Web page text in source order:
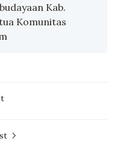
Kab.
Komunitas